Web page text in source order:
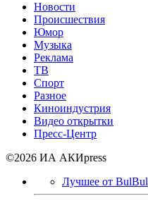
Новости
Происшествия
Юмор
Музыка
Реклама
ТВ
Спорт
Разное
Киноиндустрия
Видео открытки
Пресс-Центр
©2026 ИА АКИpress
Лучшее от BulBul